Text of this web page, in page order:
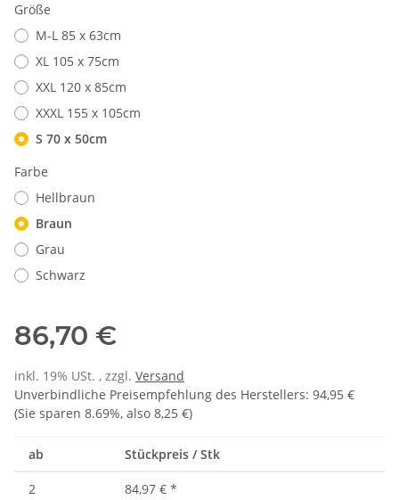
Größe
M-L 85 x 63cm
XL 105 x 75cm
XXL 120 x 85cm
XXXL 155 x 105cm
S 70 x 50cm
Farbe
Hellbraun
Braun
Grau
Schwarz
86,70 €
inkl. 19% USt. , zzgl. Versand
Unverbindliche Preisempfehlung des Herstellers: 94,95 €
(Sie sparen 8.69%, also 8,25 €)
ab Stückpreis / Stk
2 84,97 € *